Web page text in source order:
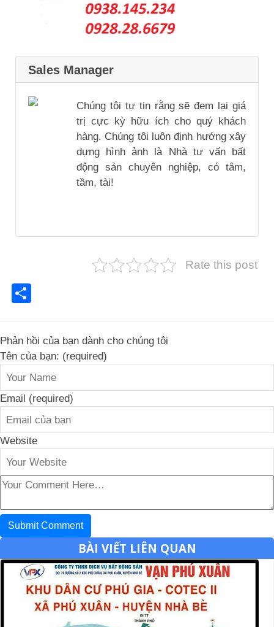
Sales Manager
Chúng tôi tự tin rằng sẽ đem lại giá
trị cực kỳ hữu ích cho quý khách
hàng. Chúng tôi luôn định hướng xây
dựng hình ảnh là Nhà tư vấn bất
động sản chuyên nghiệp, có tâm,
tầm, tài!
Rate this post
Phản hồi của bạn dành cho chúng tôi
Tên của bạn: (required)
Email (required)
Website
BÀI VIẾT LIÊN QUAN